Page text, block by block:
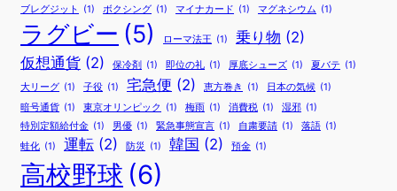
ブレグジット (1) ボクシング (1) マイナカード (1) マグネシウム (1)
ラグビー (5) ローマ法王 (1) 乗り物 (2)
仮想通貨 (2) 保冷剤 (1) 即位の礼 (1) 厚底シューズ (1) 夏バテ (1)
大リーグ (1) 子役 (1) 宅急便 (2) 恵方巻き (1) 日本の気候 (1)
暗号通貨 (1) 東京オリンピック (1) 梅雨 (1) 消費税 (1) 湿邪 (1)
特別定額給付金 (1) 男優 (1) 緊急事態宣言 (1) 自粛要請 (1) 落語 (1)
蛙化 (1) 運転 (2) 防災 (1) 韓国 (2) 預金 (1)
高校野球 (6)